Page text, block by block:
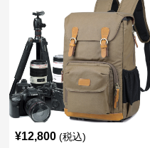
¥12,800 (税込)